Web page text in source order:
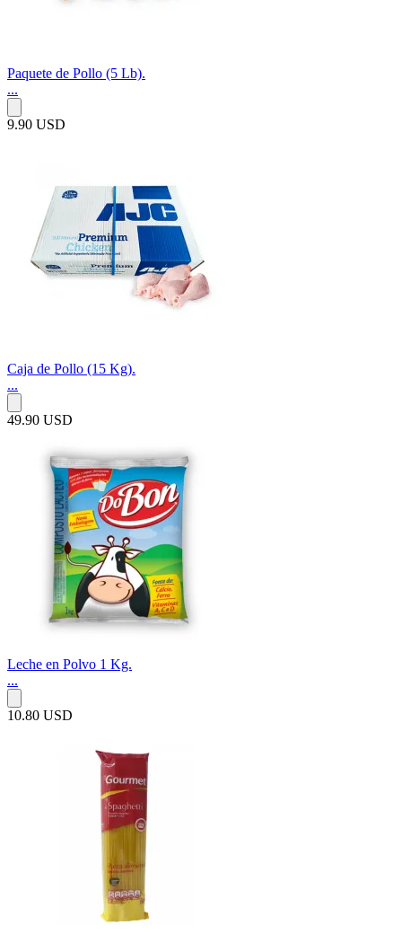
Paquete de Pollo (5 Lb).
...
9.90 USD
Caja de Pollo (15 Kg).
...
49.90 USD
Leche en Polvo 1 Kg.
...
10.80 USD